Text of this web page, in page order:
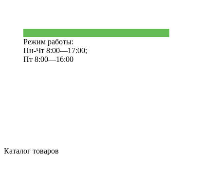
Режим работы:
Пн-Чт 8:00—17:00;
Пт 8:00—16:00
Каталог товаров